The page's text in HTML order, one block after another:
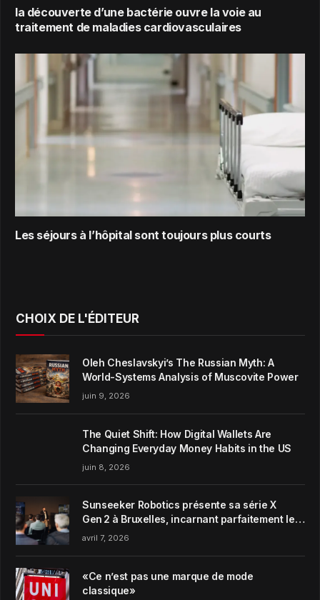
la découverte d’une bactérie ouvre la voie au
traitement de maladies cardiovasculaires
Les séjours à l’hôpital sont toujours plus courts
CHOIX DE L'ÉDITEUR
Oleh Cheslavskyi’s The Russian Myth: A
World-Systems Analysis of Muscovite Power
juin 9, 2026
The Quiet Shift: How Digital Wallets Are
Changing Everyday Money Habits in the US
juin 8, 2026
Sunseeker Robotics présente sa série X
Gen 2 à Bruxelles, incarnant parfaitement le
concept de Garden Harmony de la marque
avril 7, 2026
«Ce n’est pas une marque de mode
classique»